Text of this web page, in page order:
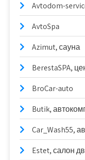
Avtodom-
AvtoSpa
Azimut, сауна
BerestaSPA,
BroCar-auto
Butik,
Car_Wash55,
Estet, салон